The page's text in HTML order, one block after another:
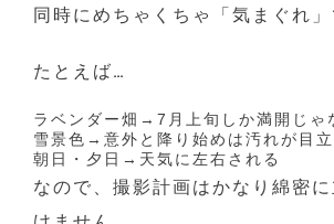
同時にめちゃくちゃ「気まぐれ」
たとえば…
ラベンダー畑→7月上旬しか満開じゃ
雪景色→意外と降り始めは汚れが目立
朝日・夕日→天気に左右される
なので、撮影計画はかなり綿密